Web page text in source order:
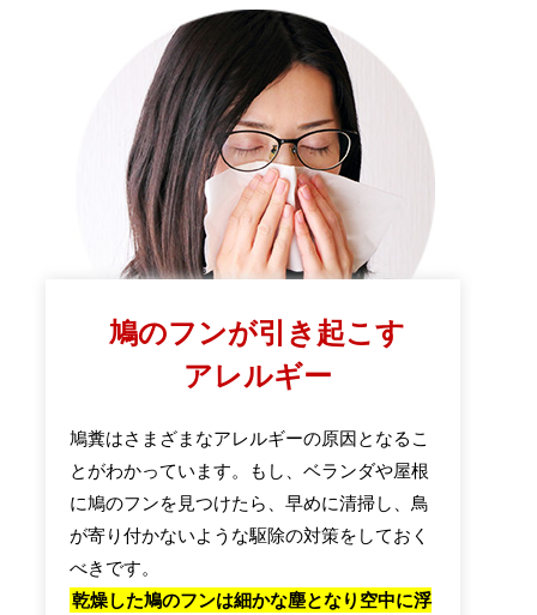
鳩のフンが引き起こす
アレルギー
鳩糞はさまざまなアレルギーの原因となるこ
とがわかっています。もし、ベランダや屋根
に鳩のフンを見つけたら、早めに清掃し、鳥
が寄り付かないような駆除の対策をしておく
べきです。
乾燥した鳩のフンは細かな塵となり空中に浮